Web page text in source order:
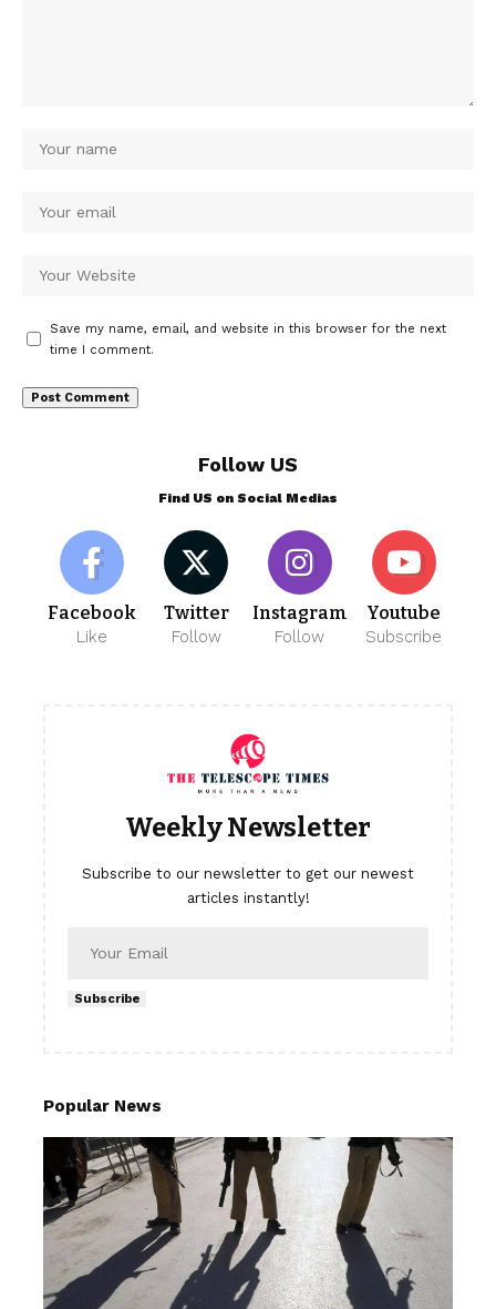
Save my name, email, and website in this browser for the next
time I comment.
Follow US
Find US on Social Medias
Facebook
Like
Twitter
Follow
Instagram
Follow
Youtube
Subscribe
Weekly Newsletter
Subscribe to our newsletter to get our newest
articles instantly!
Subscribe
Popular News